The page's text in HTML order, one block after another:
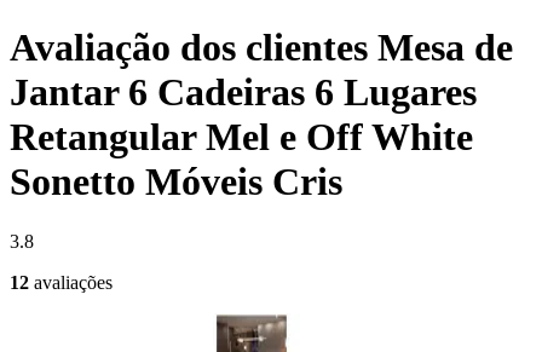
Avaliação dos clientes Mesa de
Jantar 6 Cadeiras 6 Lugares
Retangular Mel e Off White
Sonetto Móveis Cris
3.8
12 avaliações